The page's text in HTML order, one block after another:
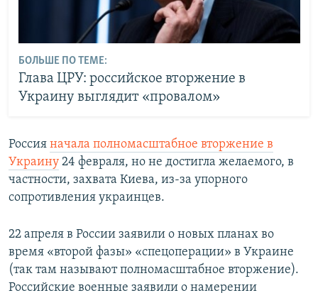
БОЛЬШЕ ПО ТЕМЕ:
Глава ЦРУ: российское вторжение в
Украину выглядит «провалом»
Россия начала полномасштабное вторжение в
Украину 24 февраля, но не достигла желаемого, в
частности, захвата Киева, из-за упорного
сопротивления украинцев.
22 апреля в России заявили о новых планах во
время «второй фазы» «спецоперации» в Украине
(так там называют полномасштабное вторжение).
Российские военные заявили о намерении